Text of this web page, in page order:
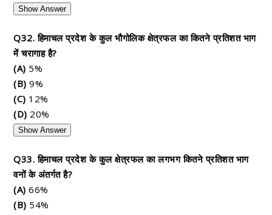
Show Answer
Q32. हिमाचल प्रदेश के कुल भौगोलिक क्षेत्रफल का कितने प्रतिशत भाग
में चरागाह है?
(A) 5%
(B) 9%
(C) 12%
(D) 20%
Show Answer
Q33. हिमाचल प्रदेश के कुल क्षेत्रफल का लगभग कितने प्रतिशत भाग
वनों के अंतर्गत है?
(A) 66%
(B) 54%